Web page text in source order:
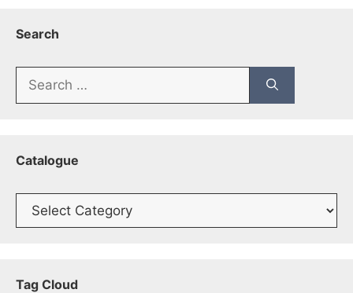
Search
Search
Catalogue
Catalogue
Tag Cloud